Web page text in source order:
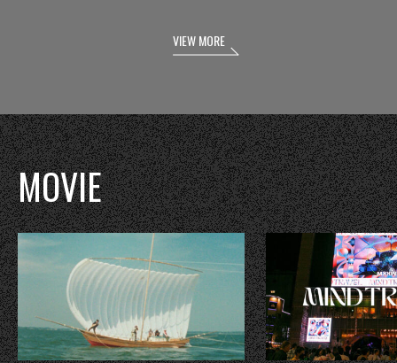
VIEW MORE
MOVIE